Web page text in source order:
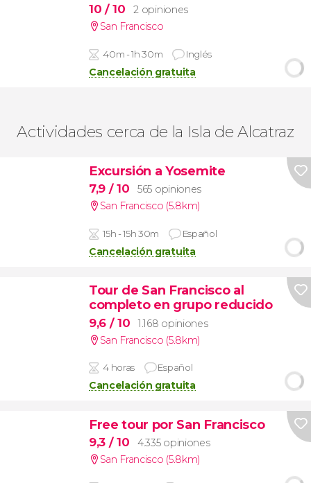
10 / 10
2 opiniones
San Francisco
40m - 1h 30m Inglés
Cancelación gratuita
Actividades cerca de la Isla de Alcatraz
Excursión a Yosemite
7,9 / 10
565 opiniones
San Francisco (5.8km)
15h - 15h 30m Español
Cancelación gratuita
Tour de San Francisco al
completo en grupo reducido
9,6 / 10
1.168 opiniones
San Francisco (5.8km)
4 horas Español
Cancelación gratuita
Free tour por San Francisco
9,3 / 10
4.335 opiniones
San Francisco (5.8km)